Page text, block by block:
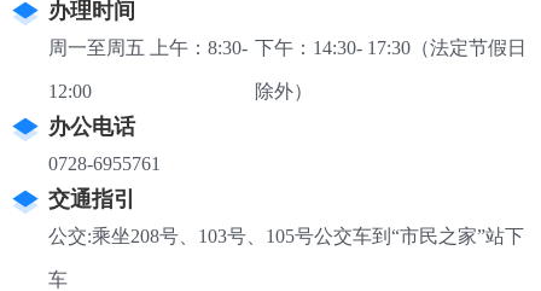
办理时间
周一至周五 上午：8:30-
12:00
下午：14:30- 17:30（法定节假日
除外）
办公电话
0728-6955761
交通指引
公交:乘坐208号、103号、105号公交车到“市民之家”站下
车